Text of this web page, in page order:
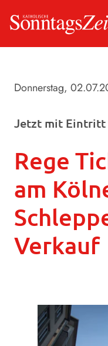
Donnerstag,
Jetzt mit Eintritt
Rege
am
Verkauf